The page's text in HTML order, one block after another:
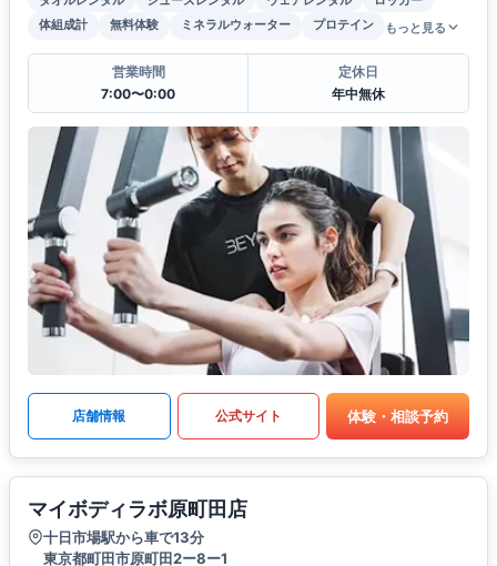
体組成計
無料体験 ミネラルウォーター プロテイン もっと見る
営業時間
7:00〜0:00
定休日
年中無休
店舗情報 公式サイト 体験・相談予約
マイボディラボ原町田店
十日市場駅から車で13分
東京都町田市原町田2ー8ー1